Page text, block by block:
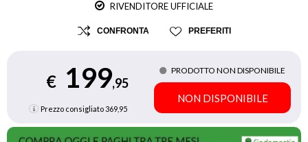
RIVENDITORE UFFICIALE
CONFRONTA PREFERITI
€ 199,95
Prezzo consigliato369,95
PRODOTTO NON DISPONIBILE
NON DISPONIBILE